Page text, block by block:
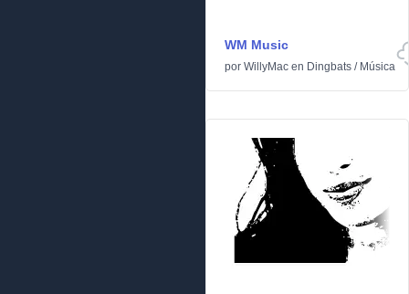
WM Music
por WillyMac en Dingbats / Música